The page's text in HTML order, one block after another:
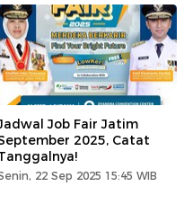
Job Fair Jatim
2025, Catat
22 Sep 2025 15:45 WIB